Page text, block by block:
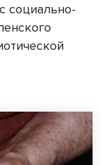
социально-